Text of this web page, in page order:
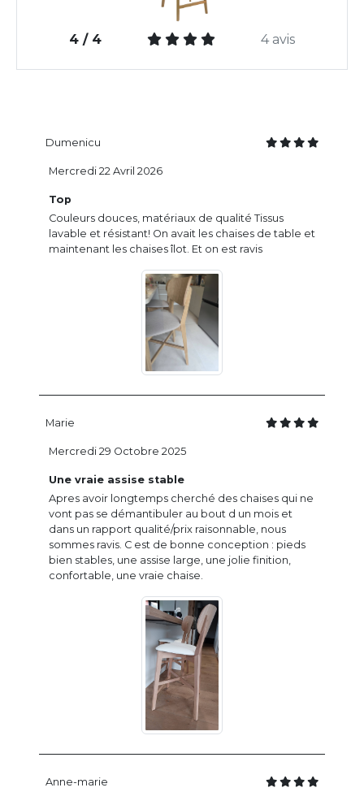
4 / 4 4 avis
Dumenicu
Top
Couleurs douces, matériaux de qualité Tissus
lavable et résistant! On avait les chaises de table et
maintenant les chaises îlot. Et on est ravis
Mercredi 22 Avril 2026
Marie
Une vraie assise stable
Apres avoir longtemps cherché des chaises qui ne
vont pas se démantibuler au bout d un mois et
dans un rapport qualité/prix raisonnable, nous
sommes ravis. C est de bonne conception : pieds
bien stables, une assise large, une jolie finition,
confortable, une vraie chaise.
Mercredi 29 Octobre 2025
Anne-marie